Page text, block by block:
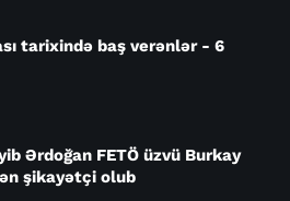
tarixində baş verənlər - 6
Ərdoğan FETÖ üzvü Burkay
şikayətçi olub